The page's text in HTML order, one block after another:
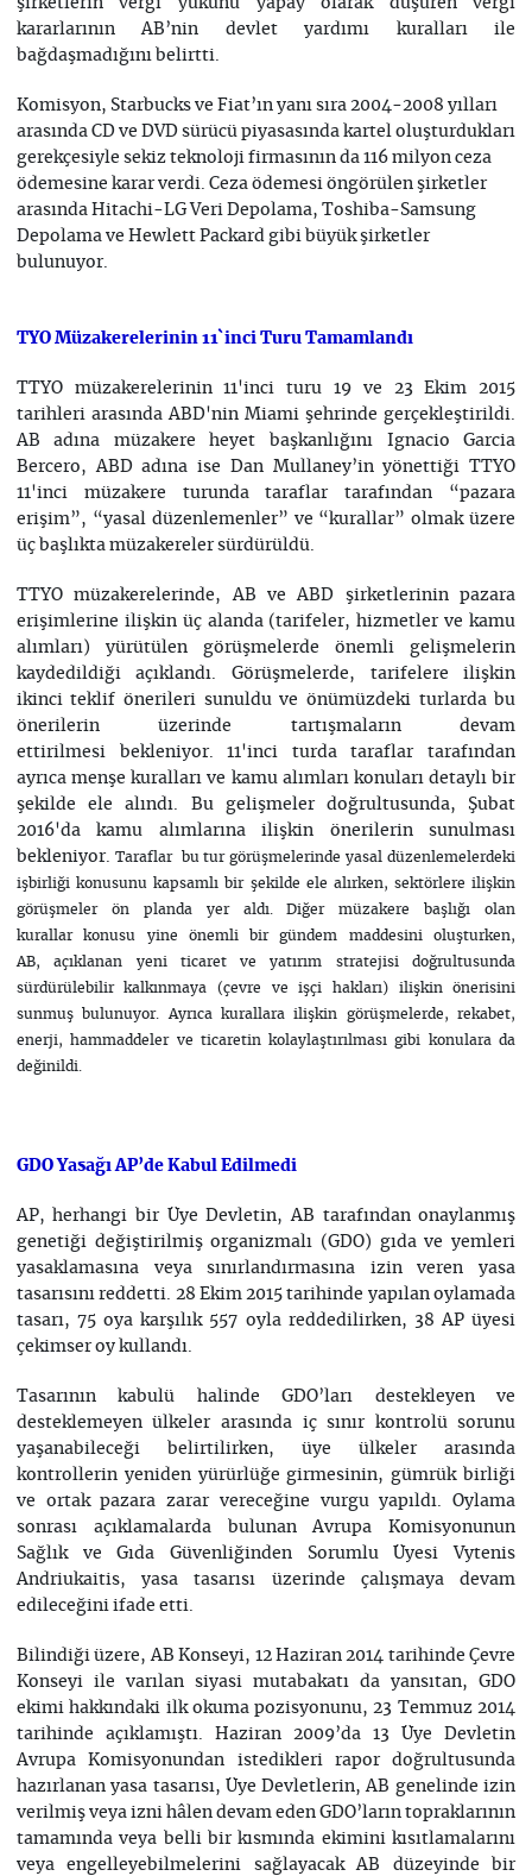
şirketlerin vergi yükünü yapay olarak düşüren vergi
kararlarının AB’nin devlet yardımı kuralları ile
bağdaşmadığını belirtti.
Komisyon, Starbucks ve Fiat’ın yanı sıra 2004-2008 yılları
arasında CD ve DVD sürücü piyasasında kartel oluşturdukları
gerekçesiyle sekiz teknoloji firmasının da 116 milyon ceza
ödemesine karar verdi. Ceza ödemesi öngörülen şirketler
arasında Hitachi-LG Veri Depolama, Toshiba-Samsung
Depolama ve Hewlett Packard gibi büyük şirketler
bulunuyor.
TYO Müzakerelerinin 11`inci Turu Tamamlandı
TTYO müzakerelerinin 11'inci turu 19 ve 23 Ekim 2015
tarihleri arasında ABD'nin Miami şehrinde gerçekleştirildi.
AB adına müzakere heyet başkanlığını Ignacio Garcia
Bercero, ABD adına ise Dan Mullaney’in yönettiği TTYO
11'inci müzakere turunda taraflar tarafından “pazara
erişim”, “yasal düzenlemenler” ve “kurallar” olmak üzere
üç başlıkta müzakereler sürdürüldü.
TTYO müzakerelerinde, AB ve ABD şirketlerinin pazara
erişimlerine ilişkin üç alanda (tarifeler, hizmetler ve kamu
alımları) yürütülen görüşmelerde önemli gelişmelerin
kaydedildiği açıklandı. Görüşmelerde, tarifelere ilişkin
ikinci teklif önerileri sunuldu ve önümüzdeki turlarda bu
önerilerin üzerinde tartışmaların devam
ettirilmesi bekleniyor. 11'inci turda taraflar tarafından
ayrıca menşe kuralları ve kamu alımları konuları detaylı bir
şekilde ele alındı. Bu gelişmeler doğrultusunda, Şubat
2016'da kamu alımlarına ilişkin önerilerin sunulması
bekleniyor. Taraflar bu tur görüşmelerindeyasal düzenlemelerdeki
işbirliği konusunu kapsamlı bir şekilde ele alırken, sektörlere ilişkin
görüşmelerön planda yer aldı.
Diğer müzakere başlığı olan
kurallar konusu yine önemli bir gündem maddesini oluşturken,
AB, açıklanan yeni ticaret ve yatırım stratejisi doğrultusunda
sürdürülebilir kalkınmaya (çevre ve işçi hakları) ilişkin önerisini
sunmuş bulunuyor. Ayrıca kurallara ilişkin görüşmelerde, rekabet,
enerji, hammaddeler ve ticaretin kolaylaştırılması gibi konulara da
değinildi.
GDO Yasağı AP’de Kabul Edilmedi
AP, herhangi bir Üye Devletin, AB tarafından onaylanmış
genetiği değiştirilmiş organizmalı (GDO) gıda ve yemleri
yasaklamasına veya sınırlandırmasına izin veren yasa
tasarısını reddetti. 28 Ekim 2015 tarihinde yapılan oylamada
tasarı, 75 oya karşılık 557 oyla reddedilirken, 38 AP üyesi
çekimser oy kullandı.
Tasarının kabulü halinde GDO’ları destekleyen ve
desteklemeyen ülkeler arasında iç sınır kontrolü sorunu
yaşanabileceği belirtilirken, üye ülkeler arasında
kontrollerin yeniden yürürlüğe girmesinin, gümrük birliği
ve ortak pazara zarar vereceğine vurgu yapıldı. Oylama
sonrası açıklamalarda bulunan Avrupa Komisyonunun
Sağlık ve Gıda Güvenliğinden Sorumlu Üyesi Vytenis
Andriukaitis, yasa tasarısı üzerinde çalışmaya devam
edileceğini ifade etti.
Bilindiği üzere, AB Konseyi, 12 Haziran 2014 tarihinde Çevre
Konseyi ile varılan siyasi mutabakatı da yansıtan, GDO
ekimi hakkındaki ilk okuma pozisyonunu, 23 Temmuz 2014
tarihinde açıklamıştı. Haziran 2009’da 13 Üye Devletin
Avrupa Komisyonundan istedikleri rapor doğrultusunda
hazırlanan yasa tasarısı, Üye Devletlerin, AB genelinde izin
verilmiş veya izni hâlen devam eden GDO’ların topraklarının
tamamında veya belli bir kısmında ekimini kısıtlamalarını
veya engelleyebilmelerini sağlayacak AB düzeyinde bir